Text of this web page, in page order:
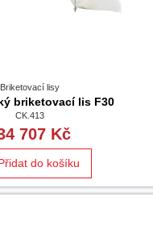
Briketovací lisy
briketovací lis F30
CK.413
707 Kč
do košíku